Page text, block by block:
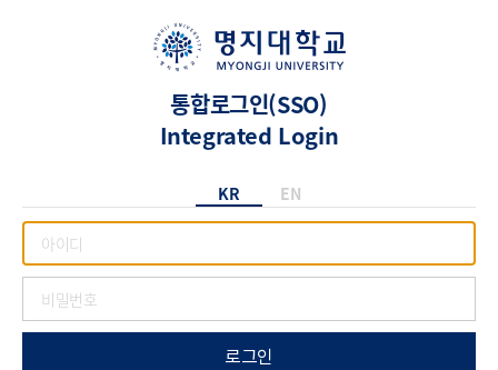
통합로그인(SSO)
Integrated Login
KR EN
로그인